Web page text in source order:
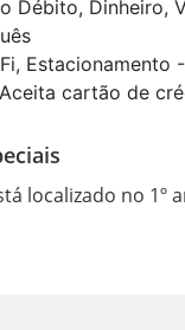
Débito, Dinheiro,
Estacionamento
cartão de
localizado no 1º